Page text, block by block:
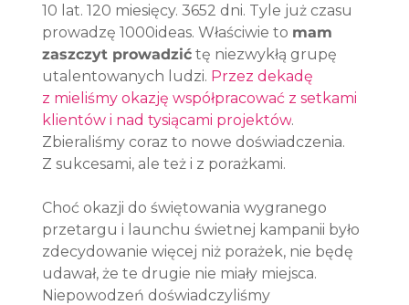
10 lat. 120 miesięcy. 3652 dni. Tyle już czasu
prowadzę 1000ideas. Właściwie to mam
zaszczyt prowadzić tę niezwykłą grupę
utalentowanych ludzi. Przez dekadę
z mieliśmy okazję współpracować z setkami
klientów i nad tysiącami projektów.
Zbieraliśmy coraz to nowe doświadczenia.
Z sukcesami, ale też i z porażkami.
Choć okazji do świętowania wygranego
przetargu i launchu świetnej kampanii było
zdecydowanie więcej niż porażek, nie będę
udawał, że te drugie nie miały miejsca.
Niepowodzeń doświadczyliśmy